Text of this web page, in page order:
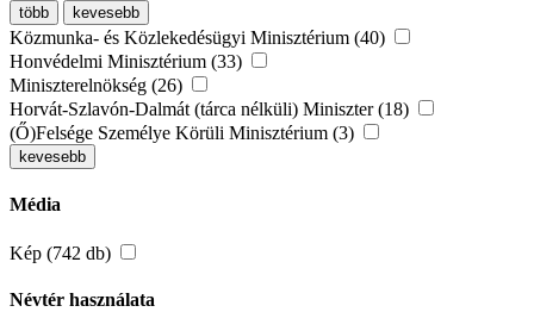
több kevesebb
Közmunka- és Közlekedésügyi Minisztérium (40)
Honvédelmi Minisztérium (33)
Miniszterelnökség (26)
Horvát-Szlavón-Dalmát (tárca nélküli) Miniszter (18)
(Ő)Felsége Személye Körüli Minisztérium (3)
kevesebb
Média
Kép (742 db)
Névtér használata